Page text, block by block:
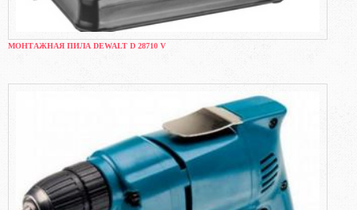
МОНТАЖНАЯ ПИЛА DEWALT D 28710 V